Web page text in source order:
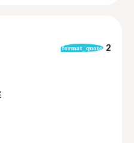
format_quote 2